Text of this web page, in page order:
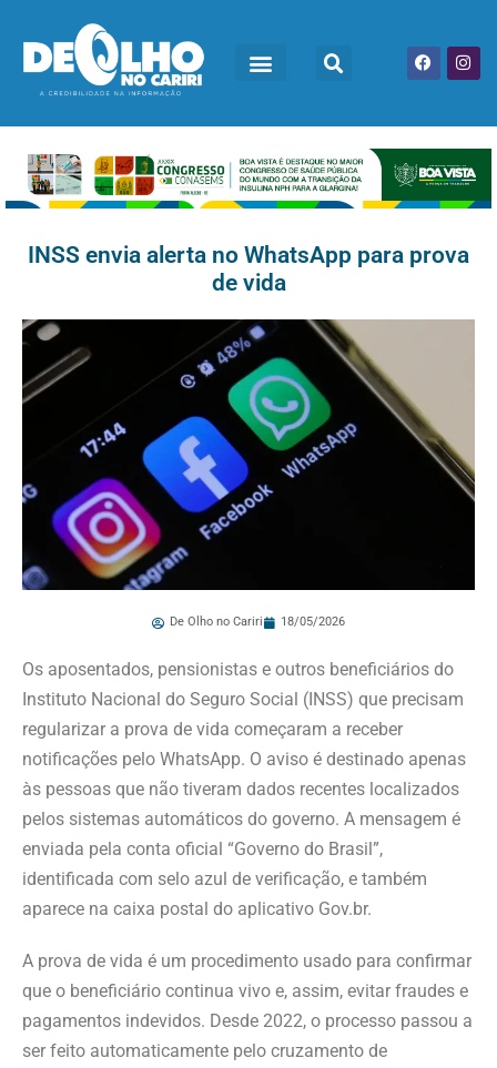
INSS envia alerta no WhatsApp para prova
de vida
De Olho no Cariri 18/05/2026
Os aposentados, pensionistas e outros beneficiários do
Instituto Nacional do Seguro Social (INSS) que precisam
regularizar a prova de vida começaram a receber
notificações pelo WhatsApp. O aviso é destinado apenas
às pessoas que não tiveram dados recentes localizados
pelos sistemas automáticos do governo. A mensagem é
enviada pela conta oficial “Governo do Brasil”,
identificada com selo azul de verificação, e também
aparece na caixa postal do aplicativo Gov.br.
A prova de vida é um procedimento usado para confirmar
que o beneficiário continua vivo e, assim, evitar fraudes e
pagamentos indevidos. Desde 2022, o processo passou a
ser feito automaticamente pelo cruzamento de